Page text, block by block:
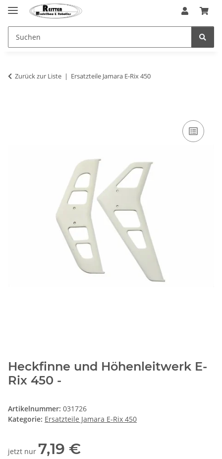
Zurück zur Liste Ersatzteile Jamara E-Rix 450
Heckfinne und Höhenleitwerk E-
Rix 450 -
Artikelnummer: 031726
Kategorie: Ersatzteile Jamara E-Rix 450
jetzt nur 7,19 €